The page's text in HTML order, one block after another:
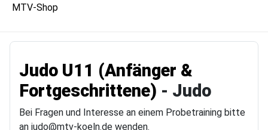
MTV-Shop
Judo U11 (Anfänger &
Fortgeschrittene) - Judo
Bei Fragen und Interesse an einem Probetraining bitte
an judo@mtv-koeln.de wenden.